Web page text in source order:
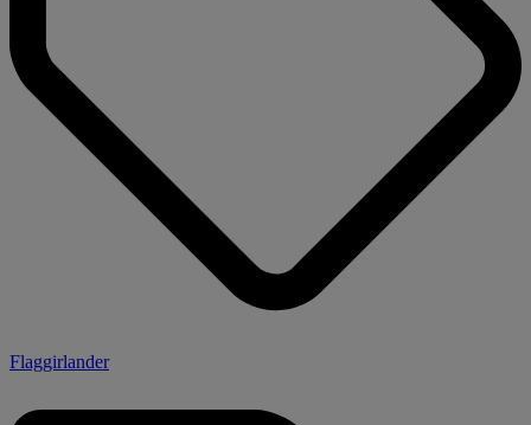
Flaggirlander